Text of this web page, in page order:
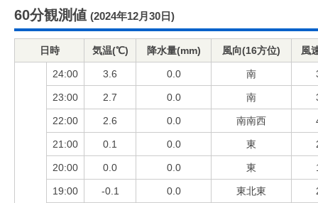
60分観測値 (2024年12月30日)
日時 気温(℃) 降水量(mm) 風向(16方位) 風
24:00 3.6 0.0 南
23:00 2.7 0.0 南
22:00 2.6 0.0 南南西
21:00 0.1 0.0 東
20:00 0.0 0.0 東
19:00 -0.1 0.0 東北東